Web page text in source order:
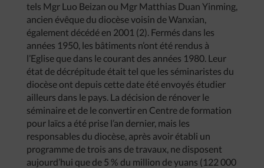
tels Mgr Luo Beizan ou Mgr Matthias Duan Yinming,
ancien évêque du diocèse voisin de Wanxian,
également décédé en 2001 (2). Fermés dans les
années 1950, les bâtiments n’ont été rendus à
l’Eglise que dans le courant des années 1980. Leur
état de décrépitude était tel que les séminaristes du
diocèse ont depuis cette date été envoyés étudier
ailleurs dans le pays. La décision de rénover le
séminaire et de le convertir en Centre de formation
pour laïcs a été prise l’an dernier, mais les
responsables du diocèse, après avoir établi un
programme de trois ans de travaux, ne disposent
aujourd’hui que de 5 % du million de yuans (122 000